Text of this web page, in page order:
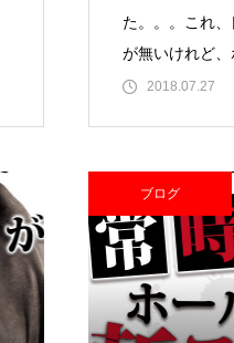
た。。。これ
が無いけれど、
率）があって上
2018.07.27
ブログ